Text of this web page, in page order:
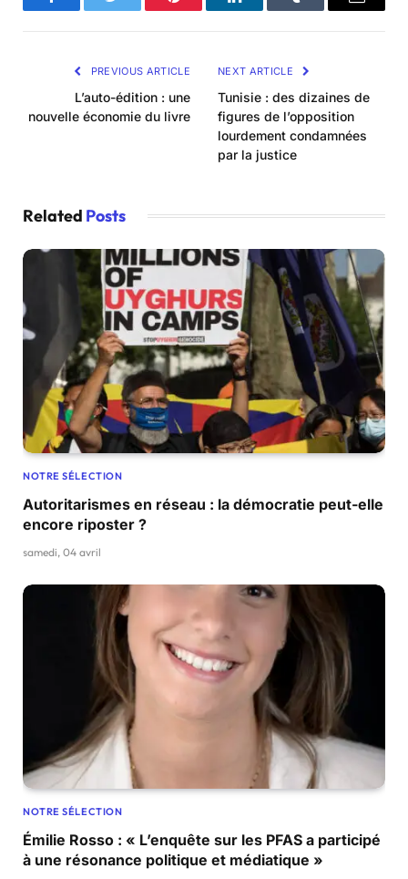
FacebookTwitter Pinterest LinkedInTumblr Email
PREVIOUS ARTICLE
L’auto-édition : une
nouvelle économie du livre
NEXT ARTICLE
Tunisie : des dizaines de
figures de l’opposition
lourdement condamnées
par la justice
Related Posts
NOTRE SÉLECTION
Autoritarismes en réseau : la démocratie peut-elle
encore riposter ?
samedi, 04 avril
NOTRE SÉLECTION
Émilie Rosso : « L’enquête sur les PFAS a participé
à une résonance politique et médiatique »